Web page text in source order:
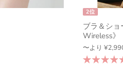
2位
ブラ＆シ
Wireless》
〜より